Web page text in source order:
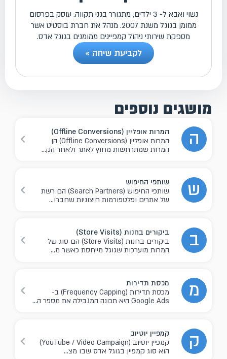
נשוי ואבא ל- 3 ילדים, מתגורר בגני תקווה. עוסק בפרסום
ממומן בגוגל משנת 2007. מנהל את חברת בוסטיט אשר
מספקת שירותי ניהול קמפיינים ממומנים בגוגל אדס.
לקביעת שיחה »
מושגים נוספים
ה
המרות אופליין (Offline Conversions)
המרות אופליין (Offline Conversions) הן
המרות שמתרחשות מחוץ לאתר ולאחר הק...
ש
שותפי החיפוש
שותפי החיפוש (Search Partners) הם רשת
של אתרים ופלטפורמות חיצוניות שחברו...
ב
ביקורים בחנות (Store Visits)
ביקורים בחנות (Store Visits) הם סוג של
המרות מוערכות שגוגל מייחסת כאשר מ...
מ
מכסת תדירות
מכסת תדירות (Frequency Capping) ב-
Google Ads היא תכונה המגבילה את מספר ה...
ק
קמפיין יוטיוב
קמפיין יוטיוב (YouTube / Video Campaign)
הוא סוג קמפיין בגוגל אדס שבו מצ...